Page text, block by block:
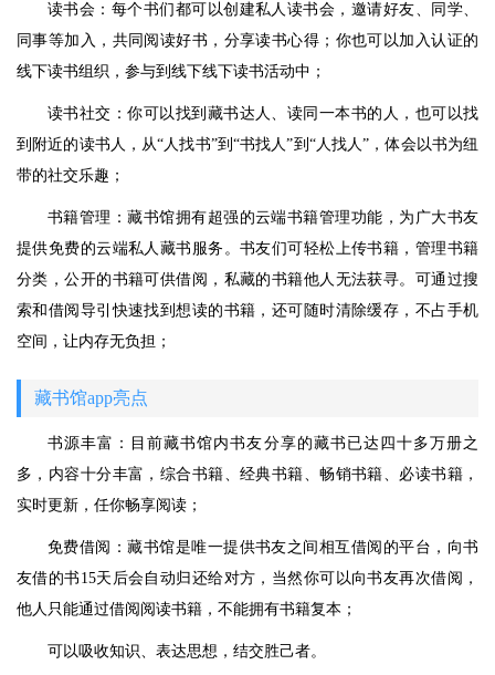
读书会：每个书们都可以创建私人读书会，邀请好友、同学、
同事等加入，共同阅读好书，分享读书心得；你也可以加入认证的
线下读书组织，参与到线下线下读书活动中；
读书社交：你可以找到藏书达人、读同一本书的人，也可以找
到附近的读书人，从“人找书”到“书找人”到“人找人”，体会以书为纽
带的社交乐趣；
书籍管理：藏书馆拥有超强的云端书籍管理功能，为广大书友
提供免费的云端私人藏书服务。书友们可轻松上传书籍，管理书籍
分类，公开的书籍可供借阅，私藏的书籍他人无法获寻。可通过搜
索和借阅导引快速找到想读的书籍，还可随时清除缓存，不占手机
空间，让内存无负担；
藏书馆app亮点
书源丰富：目前藏书馆内书友分享的藏书已达四十多万册之
多，内容十分丰富，综合书籍、经典书籍、畅销书籍、必读书籍，
实时更新，任你畅享阅读；
免费借阅：藏书馆是唯一提供书友之间相互借阅的平台，向书
友借的书15天后会自动归还给对方，当然你可以向书友再次借阅，
他人只能通过借阅阅读书籍，不能拥有书籍复本；
可以吸收知识、表达思想，结交胜己者。